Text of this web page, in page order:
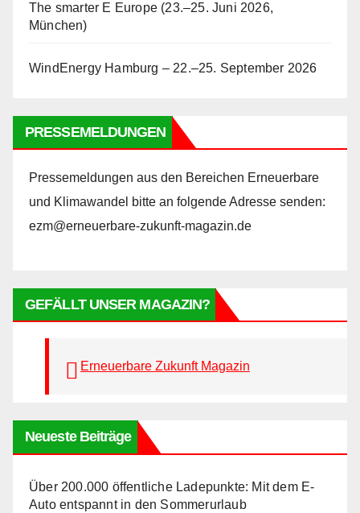
The smarter E Europe (23.–25. Juni 2026,
München)
WindEnergy Hamburg – 22.–25. September 2026
PRESSEMELDUNGEN
Pressemeldungen aus den Bereichen Erneuerbare
und Klimawandel bitte an folgende Adresse senden:
ezm@erneuerbare-zukunft-magazin.de
GEFÄLLT UNSER MAGAZIN?
Erneuerbare Zukunft Magazin
Neueste Beiträge
Über 200.000 öffentliche Ladepunkte: Mit dem E-
Auto entspannt in den Sommerurlaub